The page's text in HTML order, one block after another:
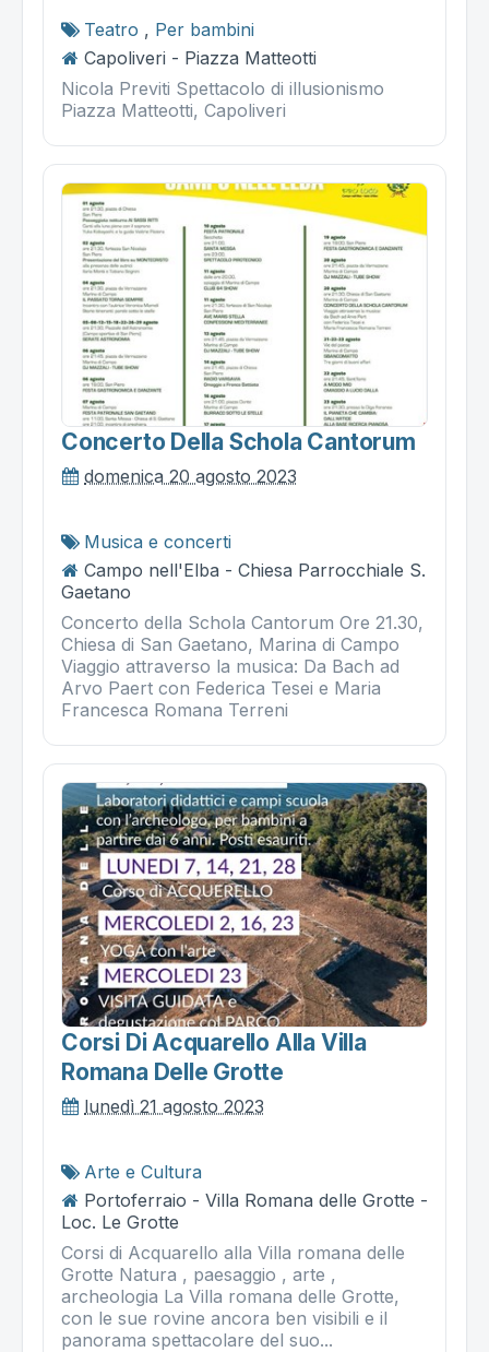
Teatro , Per bambini
Capoliveri - Piazza Matteotti
Nicola Previti Spettacolo di illusionismo
Piazza Matteotti, Capoliveri
Concerto Della Schola Cantorum
domenica 20 agosto 2023
Musica e concerti
Campo nell'Elba - Chiesa Parrocchiale S.
Gaetano
Concerto della Schola Cantorum Ore 21.30,
Chiesa di San Gaetano, Marina di Campo
Viaggio attraverso la musica: Da Bach ad
Arvo Paert con Federica Tesei e Maria
Francesca Romana Terreni
Corsi Di Acquarello Alla Villa
Romana Delle Grotte
lunedì 21 agosto 2023
Arte e Cultura
Portoferraio - Villa Romana delle Grotte -
Loc. Le Grotte
Corsi di Acquarello alla Villa romana delle
Grotte Natura , paesaggio , arte ,
archeologia La Villa romana delle Grotte,
con le sue rovine ancora ben visibili e il
panorama spettacolare del suo...